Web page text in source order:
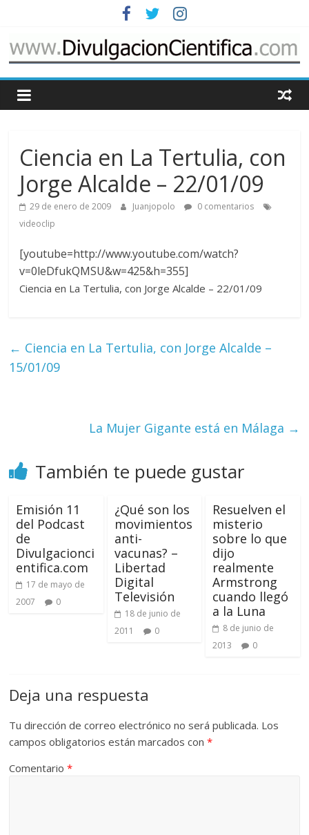
contenido
Cosas
divulgación
de
ciencia
Ciencia en La Tertulia, con
Jorge Alcalde – 22/01/09
29 de enero de 2009 Juanjopolo
0 comentarios
videoclip
[youtube=http://www.youtube.com/watch?
v=0leDfukQMSU&w=425&h=355]
Ciencia en La Tertulia, con Jorge Alcalde – 22/01/09
← Ciencia en La Tertulia, con Jorge Alcalde –
15/01/09
La Mujer Gigante está en Málaga →
También te puede gustar
Emisión 11
del Podcast
de
Divulgacionci
entifica.com
17 de mayo de
2007
0
¿Qué son los
movimientos
anti-
vacunas? –
Libertad
Digital
Televisión
18 de junio de
2011
0
Resuelven el
misterio
sobre lo que
dijo
realmente
Armstrong
cuando llegó
a la Luna
8 de junio de
2013
0
Deja una respuesta
Tu dirección de correo electrónico no será publicada. Los
campos obligatorios están marcados con*
Comentario*